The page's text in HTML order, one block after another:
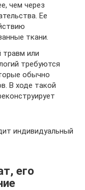
чем через
Ее
ткани.
травм или
требуются
обычно
В ходе такой
индивидуальный
его